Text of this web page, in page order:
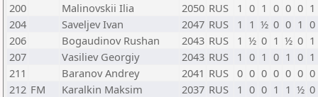
200
Malinovskii Ilia 2050 RUS 1 0 1 0 0 0 1
204
Saveljev Ivan 2047 RUS 1 1 ½ 0 0 1 0
206
Bogaudinov Rushan 2043 RUS 1 ½ 0 1 ½ 0 1
207
Vasiliev Georgiy 2043 RUS 1 0 1 0 1 0 1
211
Baranov Andrey 2041 RUS 0 0 0 0 0 0 0
212 FM Karalkin Maksim 2037 RUS 1 0 0 1 1 ½ 0